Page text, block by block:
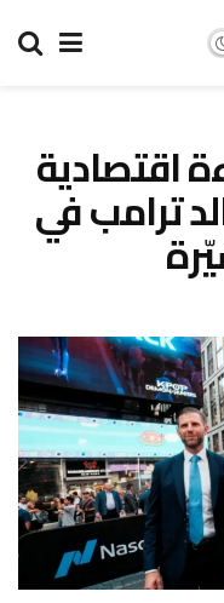
اقتصادية
ترامب في